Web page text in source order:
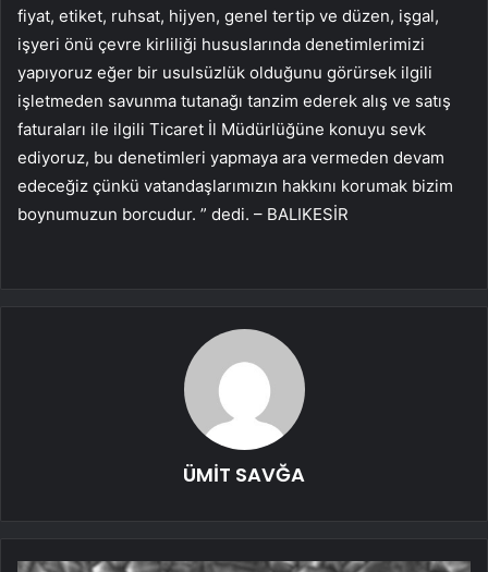
fiyat, etiket, ruhsat, hijyen, genel tertip ve düzen, işgal,
işyeri önü çevre kirliliği hususlarında denetimlerimizi
yapıyoruz eğer bir usulsüzlük olduğunu görürsek ilgili
işletmeden savunma tutanağı tanzim ederek alış ve satış
faturaları ile ilgili Ticaret İl Müdürlüğüne konuyu sevk
ediyoruz, bu denetimleri yapmaya ara vermeden devam
edeceğiz çünkü vatandaşlarımızın hakkını korumak bizim
boynumuzun borcudur. ” dedi. – BALIKESİR
ÜMİT SAVĞA